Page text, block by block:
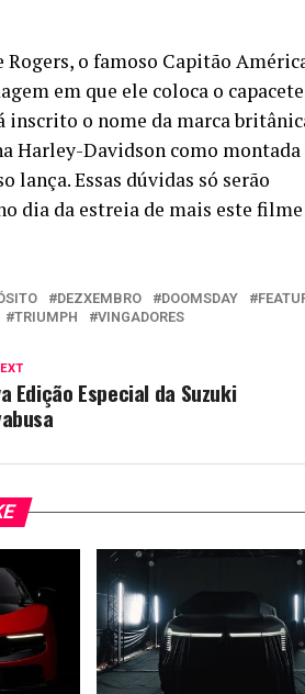
o famoso Capitão
em que ele coloca o
o nome da marca
Harley-Davidson como montada
lança. Essas dúvidas só serão
dia da estreia de mais este
DEZXEMBRO DOOMSDAY
TRIUMPH VINGADORES
Edição Especial da Suzuki